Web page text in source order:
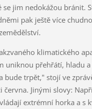
se jim nedokážou bránit.
pak ještě více
klimatického
uniknou přehřátí, hladu
bude trpět," stojí ve
června. Jinými slovy:
extrémní horka a s